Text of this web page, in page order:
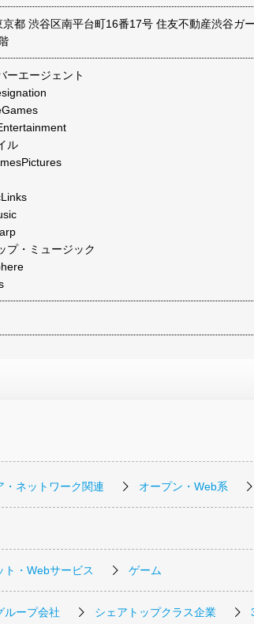
都 渋谷区南平台町16番17号 住友不動産渋谷ガー
ーエージェント
ル
プ・ミュージック
・ネットワーク関連 オープン・Web系
ト・Webサービス ゲーム
ループ会社 シェアトップクラス企業